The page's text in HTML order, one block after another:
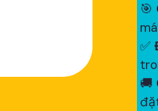
🎯
✅
🚚